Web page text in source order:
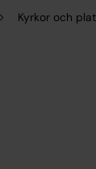
Kyrkor och